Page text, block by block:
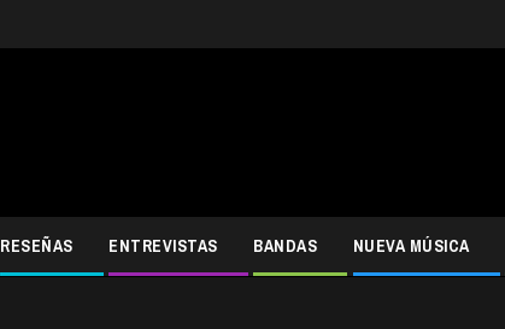
RESEÑAS ENTREVISTAS BANDAS NUEVA MÚSICA